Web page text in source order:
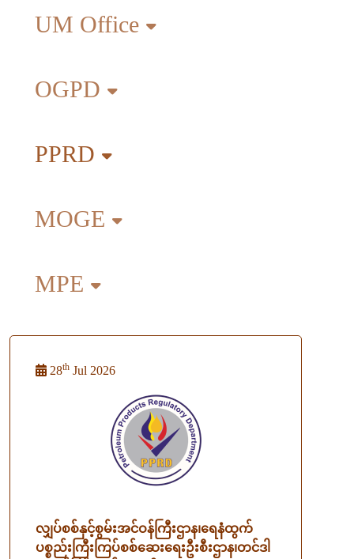
UM Office
OGPD
PPRD
MOGE
MPE
28th Jul 2026
လျှပ်စစ်နှင့်စွမ်းအင်ဝန်ကြီးဌာန၊‌ရေနံထွက်
ပစ္စည်းကြီးကြပ်စစ်ဆေးရေးဦးစီးဌာန၊တင်ဒါ